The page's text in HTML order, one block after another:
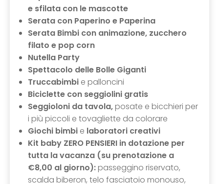
e sfilata con le mascotte
Serata con Paperino e Paperina
Serata Bimbi con animazione, zucchero
filato e pop corn
Nutella Party
Spettacolo delle Bolle Giganti
Truccabimbi e palloncini
Biciclette con seggiolini gratis
Seggioloni da tavola,posate e bicchieri per
i più piccoli e tovagliette da colorare
Giochi bimbi e laboratori creativi
Kit baby ZERO PENSIERI in dotazione per
tutta la vacanza (su prenotazione a
€8,00 al giorno):passeggino riservato,
scalda biberon, telo fasciatoio monouso,